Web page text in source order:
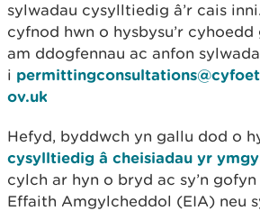
sylwadau cysylltiedig â’r cais
cyfnod hwn o hysbysu’r
am ddogfennau ac anfon
i
ov.uk
Hefyd, byddwch yn gallu dod o
cysylltiedig â cheisiadau yr
cylch ar hyn o bryd ac sy’n gofyn
Effaith Amgylcheddol (EIA) neu